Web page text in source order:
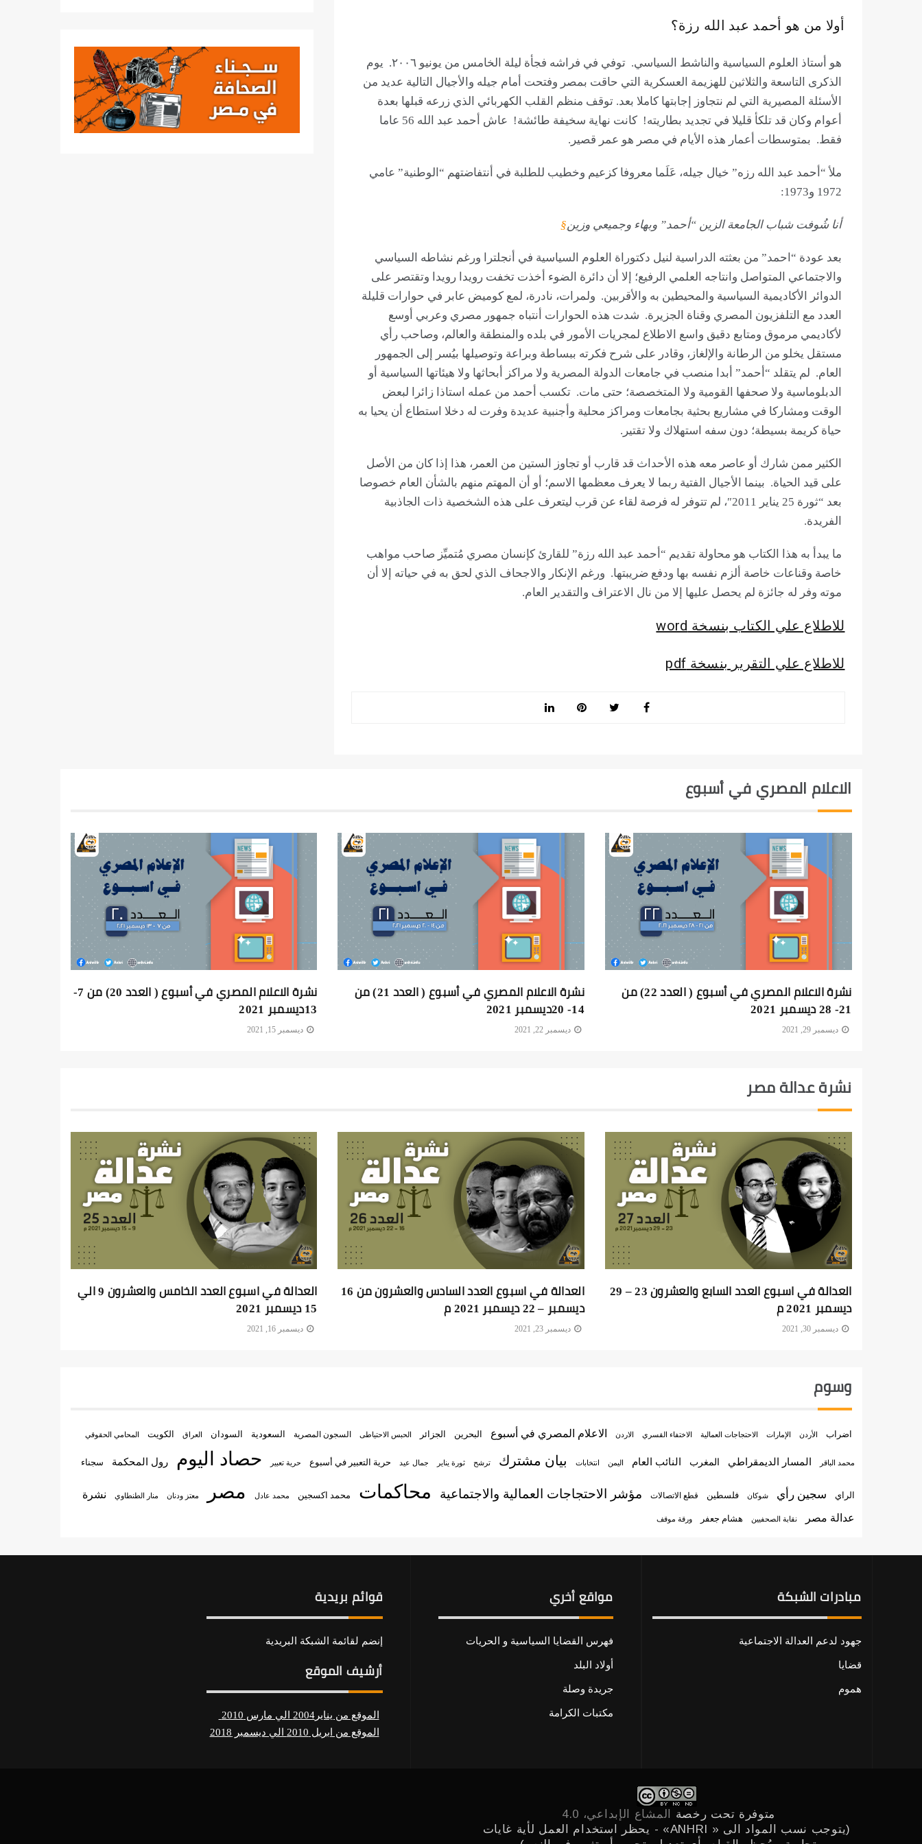
أولا من هو أحمد عبد الله رزة؟
هو أستاذ العلوم السياسية والناشط السياسي. توفي في فراشه فجأة ليلة الخامس من يونيو ٢٠٠٦. يوم
الذكرى التاسعة والثلاثين للهزيمة العسكرية التي حاقت بمصر وفتحت أمام جيله والأجيال التالية عديد من
الأسئلة المصيرية التي لم نتجاوز إجابتها كاملا بعد. توقف منظم القلب الكهربائي الذي زرعه قبلها بعدة
أعوام وكان قد تلكأ قليلا في تجديد بطاريته! كانت نهاية سخيفة طائشة! عاش أحمد عبد الله 56 عاما
فقط. بمتوسطات أعمار هذه الأيام في مصر هو عمر قصير.
ملأ “أحمد عبد الله رزه” خيال جيله، عَلَما معروفا كزعيم وخطيب للطلبة في أنتفاضتهم “الوطنية” عامي
1972 و1973:
أنا شُوفت شباب الجامعة الزين “أحمد” وبهاء وجميعي وزين§
بعد عودة “احمد” من بعثته الدراسية لنيل دكتوراة العلوم السياسية في أنجلترا ورغم نشاطه السياسي
والاجتماعي المتواصل وانتاجه العلمي الرفيع؛ إلا أن دائرة الضوء أخذت تخفت رويدا رويدا وتقتصر على
الدوائر الأكاديمية السياسية والمحيطين به والأقربين. ولمرات، نادرة، لمع كوميض عابر في حوارات قليلة
العدد مع التلفزيون المصري وقناة الجزيرة. شدت هذه الحوارات أنتباه جمهور مصري وعربي أوسع
لأكاديمي مرموق ومتابع دقيق واسع الاطلاع لمجريات الأمور في بلده والمنطقة والعالم، وصاحب رأي
مستقل يخلو من الرطانة والإلغاز، وقادر على شرح فكرته ببساطة وبراعة وتوصيلها بيُسر إلى الجمهور
العام. لم يتقلد “أحمد” أبدا منصب في جامعات الدولة المصرية ولا مراكز أبحاثها ولا هيئاتها السياسية أو
الدبلوماسية ولا صحفها القومية ولا المتخصصة؛ حتى مات. تكسب أحمد من عمله استاذا زائرا لبعض
الوقت ومشاركا في مشاريع بحثية بجامعات ومراكز محلية وأجنبية عديدة وفرت له دخلا استطاع أن يحيا به
حياة كريمة بسيطة؛ دون سفه استهلاك ولا تقتير.
الكثير ممن شارك أو عاصر معه هذه الأحداث قد قارب أو تجاوز الستين من العمر، هذا إذا كان من الأصل
على قيد الحياة. بينما الأجيال الفتية ربما لا يعرف معظمها الاسم؛ أو أن المهتم منهم بالشأن العام خصوصا
بعد “ثورة 25 يناير 2011″، لم تتوفر له فرصة لقاء عن قرب ليتعرف على هذه الشخصية ذات الجاذبية
الفريدة.
ما يبدأ به هذا الكتاب هو محاولة تقديم “أحمد عبد الله رزة” للقارئ كإنسان مصري مُتميِّز صاحب مواهب
خاصة وقناعات خاصة ألزم نفسه بها ودفع ضريبتها. ورغم الإنكار والاجحاف الذي لحق به في حياته إلا أن
موته وفر له جائزة لم يحصل عليها إلا من نال الاعتراف والتقدير العام.
للاطلاع علي الكتاب بنسخة word
للاطلاع علي التقرير بنسخة pdf
الاعلام المصري في أسبوع
نشرة الاعلام المصري في أسبوع ( العدد 22) من
21- 28 ديسمبر 2021
ديسمبر 29, 2021
نشرة الاعلام المصري في أسبوع ( العدد 21) من
14- 20ديسمبر 2021
ديسمبر 22, 2021
نشرة الاعلام المصري في أسبوع ( العدد 20) من 7-
13ديسمبر 2021
ديسمبر 15, 2021
نشرة عدالة مصر
العدالة في اسبوع العدد السابع والعشرون 23 – 29
ديسمبر 2021 م
ديسمبر 30, 2021
العدالة في اسبوع العدد السادس والعشرون من 16
ديسمبر – 22 ديسمبر 2021 م
ديسمبر 23, 2021
العدالة في اسبوع العدد الخامس والعشرون 9 الي
15 ديسمبر 2021
ديسمبر 16, 2021
وسوم
اضراب الأردن الإمارات الاحتجاجات العمالية الاختفاء القسري الاردن الاعلام المصري في أسبوع البحرين الجزائر الحبس الاحتياطى السجون المصرية السعودية السودان العراق الكويت المحامي الحقوقي
محمد الباقر المسار الديمقراطي المغرب النائب العام اليمن انتخابات بيان مشترك ترشح ثورة يناير جمال عيد حرية التعبير في أسبوع حرية تعبير حصاد اليوم رول المحكمة سجناء
الراي سجين رأي شوكان فلسطين قطع الاتصالات مؤشر الاحتجاجات العمالية والاجتماعية محاكمات محمد اكسجين محمد عادل مصر معتز ودنان منار الطنطاوي
نشرة
عدالة مصر
نقابة الصحفيين هشام جعفر ورقة موقف
مبادرات الشبكة
جهود لدعم العدالة الاجتماعية
قضايا
هموم
مواقع أخري
فهرس القضايا السياسية و الحريات
أولاد البلد
جريدة وصلة
مكتبات الكرامة
قوائم بريدية
إنضم لقائمة الشبكة البريدية
أرشيف الموقع
الموقع من يناير2004 الي مارس 2010
الموقع من ابريل 2010 الي ديسمبر 2018
متوفرة تحت رخصة
المشاع الإبداعي، 4.0
(يتوجب نسب المواد الى « ANHRI» - يحظر استخدام العمل لأية غايات